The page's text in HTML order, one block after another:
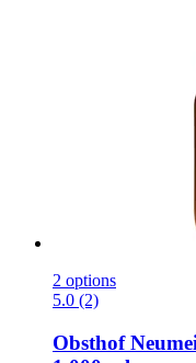
2 options
5.0 (2)
Obsthof